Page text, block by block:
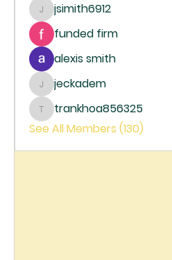
jsimith6912
jsimith6912
funded firm
alexis smith
jeckadem
jeckadem
trankhoa856325
trankhoa856325
See All Members (130)